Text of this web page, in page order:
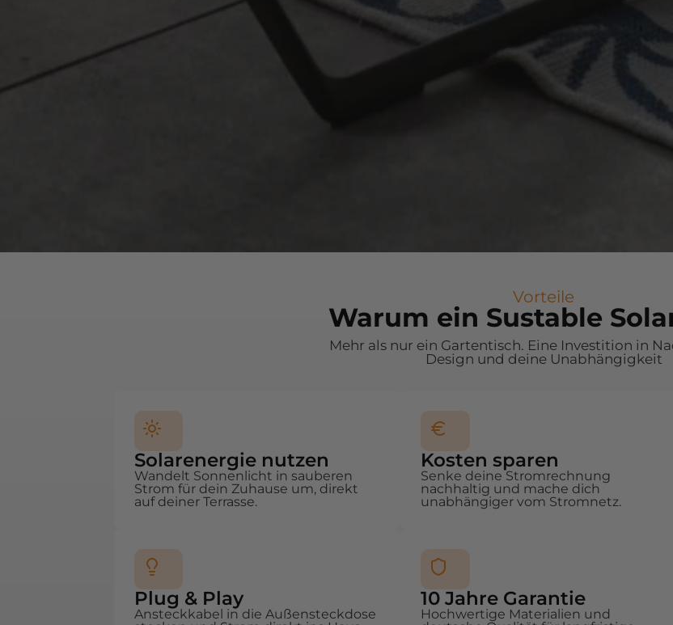
Vorteile
Warum ein Sustable
Mehr als nur ein Gartentisch. Eine Investition in
Design und deine Unabhängigkeit
Solarenergie nutzen
Wandelt Sonnenlicht in sauberen
Strom für dein Zuhause um, direkt
auf deiner Terrasse.
Kosten sparen
Senke deine Stromrechnung
nachhaltig und mache dich
unabhängiger vom Stromnetz.
Plug & Play
Ansteckkabel in die Außensteckdose
10 Jahre Garantie
Hochwertige Materialien und